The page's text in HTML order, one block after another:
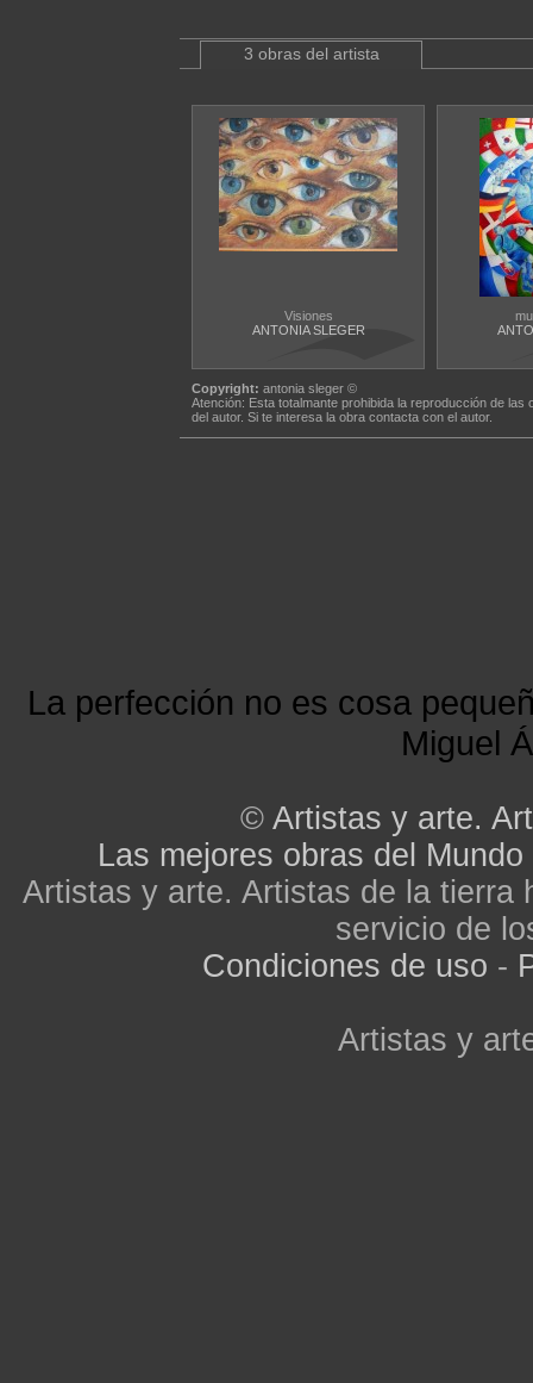
3 obras del artista
Visiones
ANTONIA SLEGER
Copyright: antonia sleger ©
Atención: Esta totalmante prohibida la reproducción de
del autor. Si te interesa la obra contacta con el autor.
La perfección no es cosa
Miguel
© Artistas y arte.
Las mejores obras del Mundo
Artistas y arte. Artistas de la tierra
servicio de
Condiciones de uso -
Artistas y